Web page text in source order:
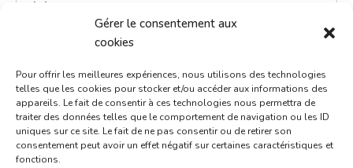
Gérer le consentement aux
cookies
Pour offrir les meilleures expériences, nous utilisons des technologies
telles que les cookies pour stocker et/ou accéder aux informations des
appareils. Le fait de consentir à ces technologies nous permettra de
traiter des données telles que le comportement de navigation ou les ID
uniques sur ce site. Le fait de ne pas consentir ou de retirer son
consentement peut avoir un effet négatif sur certaines caractéristiques et
fonctions.
8h00 - 13h00
Marchés
ACTUALITÉ - Une navette Bastibus gratuite pour le
marché Chaque jeudi jusqu’à septembre, une navette